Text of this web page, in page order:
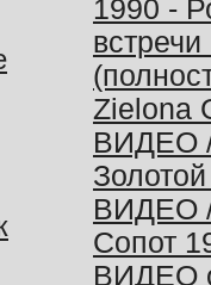
1990 -
Zielona
ВИДЕО
ВИДЕО
Сопот
ВИДЕО